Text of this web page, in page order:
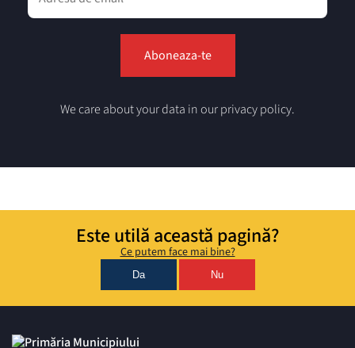
We care about your data in our privacy policy.
Este utilă această pagină?
Ce putem face mai bine?
Da Nu